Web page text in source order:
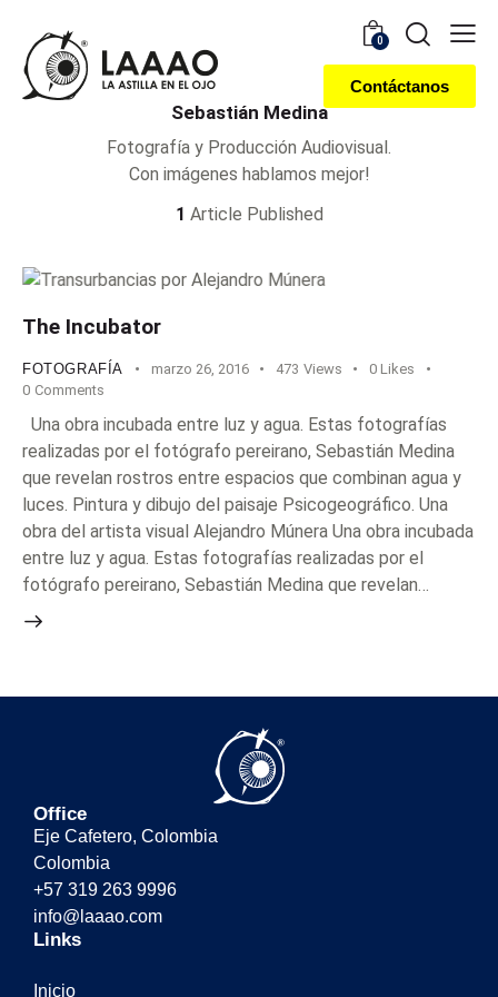
0
Contáctanos
Sebastián Medina
Fotografía y Producción Audiovisual.
Con imágenes hablamos mejor!
1 Article Published
The Incubator
FOTOGRAFÍA marzo 26, 2016 473 Views 0 Likes
0 Comments
Una obra incubada entre luz y agua. Estas fotografías
realizadas por el fotógrafo pereirano, Sebastián Medina
que revelan rostros entre espacios que combinan agua y
luces. Pintura y dibujo del paisaje Psicogeográfico. Una
obra del artista visual Alejandro Múnera Una obra incubada
entre luz y agua. Estas fotografías realizadas por el
fotógrafo pereirano, Sebastián Medina que revelan…
Office
Eje Cafetero, Colombia
Colombia
+57 319 263 9996
info@laaao.com
Links
Inicio